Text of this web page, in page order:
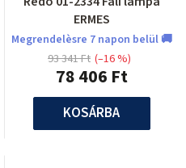
ERMES
Megrendelèsre 7 napon belül 🚚
78 406 Ft
93 341 Ft (–16 %)
KOSÁRBA